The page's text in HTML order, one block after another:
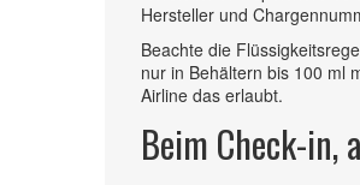
Hersteller und
Beachte die
nur in Behältern bis 100 ml
Airline das erlaubt.
Beim Check-in,